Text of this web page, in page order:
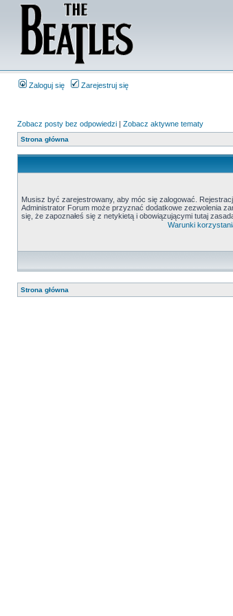
Zaloguj się Zarejestruj się
Zobacz posty bez odpowiedzi | Zobacz aktywne tematy
Strona główna
Musisz być zarejestrowany, aby móc się zalogować.
Administrator Forum może przyznać dodatkowe zezwolenia
się, że zapoznałeś się z netykietą i obowiązującymi tutaj
Warunki
Strona główna